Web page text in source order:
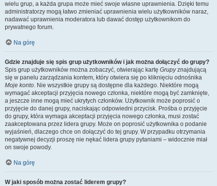
wielu grup, a każda grupa może mieć swoje własne uprawnienia. Dzięki temu
administratorzy mogą łatwo zmieniać uprawnienia wielu użytkowników naraz,
nadawać uprawnienia moderatora lub dawać dostęp użytkownikom do
prywatnego forum.
Na górę
Gdzie znajduje się spis grup użytkowników i jak można dołączyć do grupy?
Spis grup użytkowników można zobaczyć, otwierając kartę Grupyznajdującą
się w panelu zarządzania kontem, który otwiera się po kliknięciu odnośnika
Moje konto. Nie wszystkie grupy są dostępne dla każdego. Niektóre mogą
wymagać akceptacji przyjęcia nowego członka, niektóre mogą być zamknięte,
a jeszcze inne mogą mieć ukrytych członków. Użytkownik może poprosić o
przyjęcie do danej grupy, naciskając odpowiedni przycisk. Prośba o przyjęcie
do grupy, która wymaga akceptacji przyjęcia nowego członka, musi zostać
zaakceptowana przez lidera grupy. Może on poprosić użytkownika o podanie
wyjaśnień, dlaczego chce on dołączyć do tej grupy. W przypadku otrzymania
negatywnej decyzji proszę nie nękać lidera grupy pytaniami – widocznie miał
on swoje powody.
Na górę
W jaki sposób można zostać liderem grupy?